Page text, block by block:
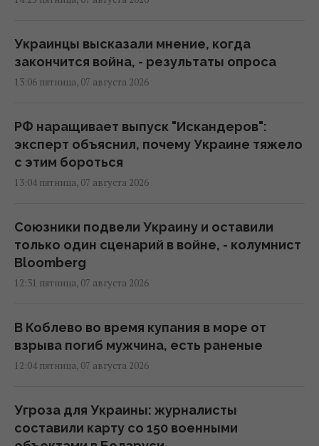
Украинцы высказали мнение, когда
закончится война, - результаты опроса
13:06 пятница, 07 августа 2026
РФ наращивает выпуск "Искандеров":
эксперт объяснил, почему Украине тяжело
с этим бороться
13:04 пятница, 07 августа 2026
Союзники подвели Украину и оставили
только один сценарий в войне, - колумнист
Bloomberg
12:31 пятница, 07 августа 2026
В Коблево во время купания в море от
взрыва погиб мужчина, есть раненые
12:04 пятница, 07 августа 2026
Угроза для Украины: журналисты
составили карту со 150 военными